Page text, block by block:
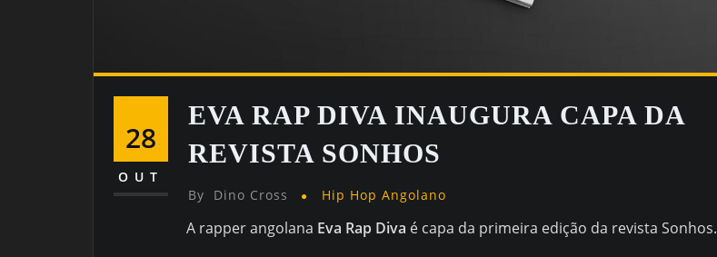
28
OUT
EVA RAP DIVA INAUGURA CAPA DA
REVISTA SONHOS
By Dino Cross Hip Hop Angolano
A rapper angolana Eva Rap Diva é capa da primeira edição da revista Sonhos.